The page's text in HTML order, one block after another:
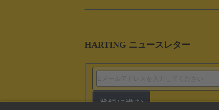
HARTING ニュースレター
登録に進む